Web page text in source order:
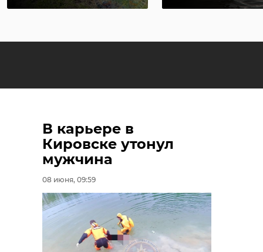
В карьере в
Кировске утонул
мужчина
08 июня, 09:59